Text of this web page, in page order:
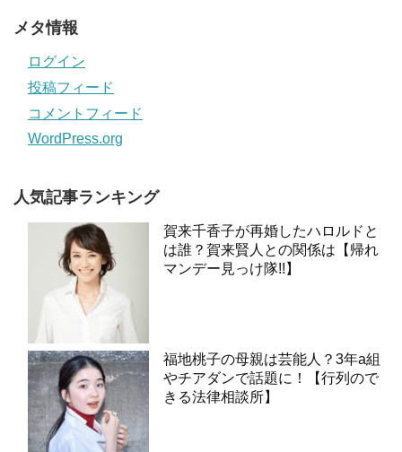
メタ情報
ログイン
投稿フィード
コメントフィード
WordPress.org
人気記事ランキング
賀来千香子が再婚したハロルドと
は誰？賀来賢人との関係は【帰れ
マンデー見っけ隊!!】
福地桃子の母親は芸能人？3年a組
やチアダンで話題に！【行列ので
きる法律相談所】